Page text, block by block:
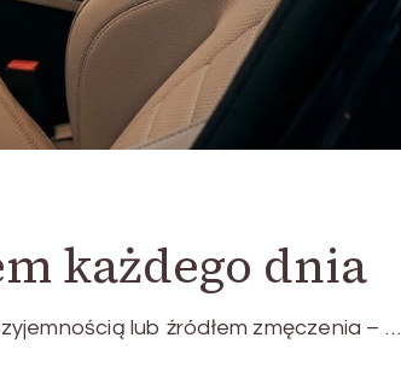
każdego dnia
lub źródłem zmęczenia – …